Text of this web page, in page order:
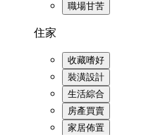
職場甘苦
住家
收藏嗜好
裝潢設計
生活綜合
房產買賣
家居佈置